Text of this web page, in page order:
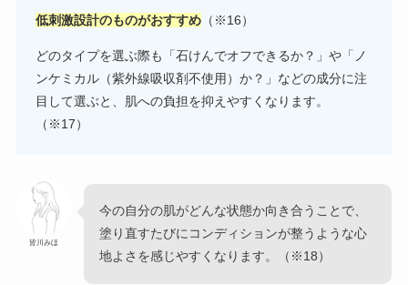
低刺激設計のものがおすすめ（※16）
どのタイプを選ぶ際も「石けんでオフできるか？」や「ノ
ンケミカル（紫外線吸収剤不使用）か？」などの成分に注
目して選ぶと、肌への負担を抑えやすくなります。
（※17）
皆川みほ
今の自分の肌がどんな状態か向き合うことで、
塗り直すたびにコンディションが整うような心
地よさを感じやすくなります。（※18）